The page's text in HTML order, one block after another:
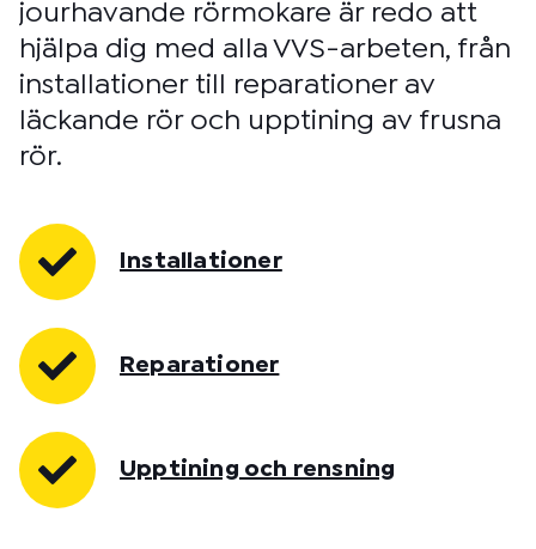
jourhavande rörmokare är redo att
hjälpa dig med alla VVS-arbeten, från
installationer till reparationer av
läckande rör och upptining av frusna
rör.
Installationer
Reparationer
Upptining och rensning